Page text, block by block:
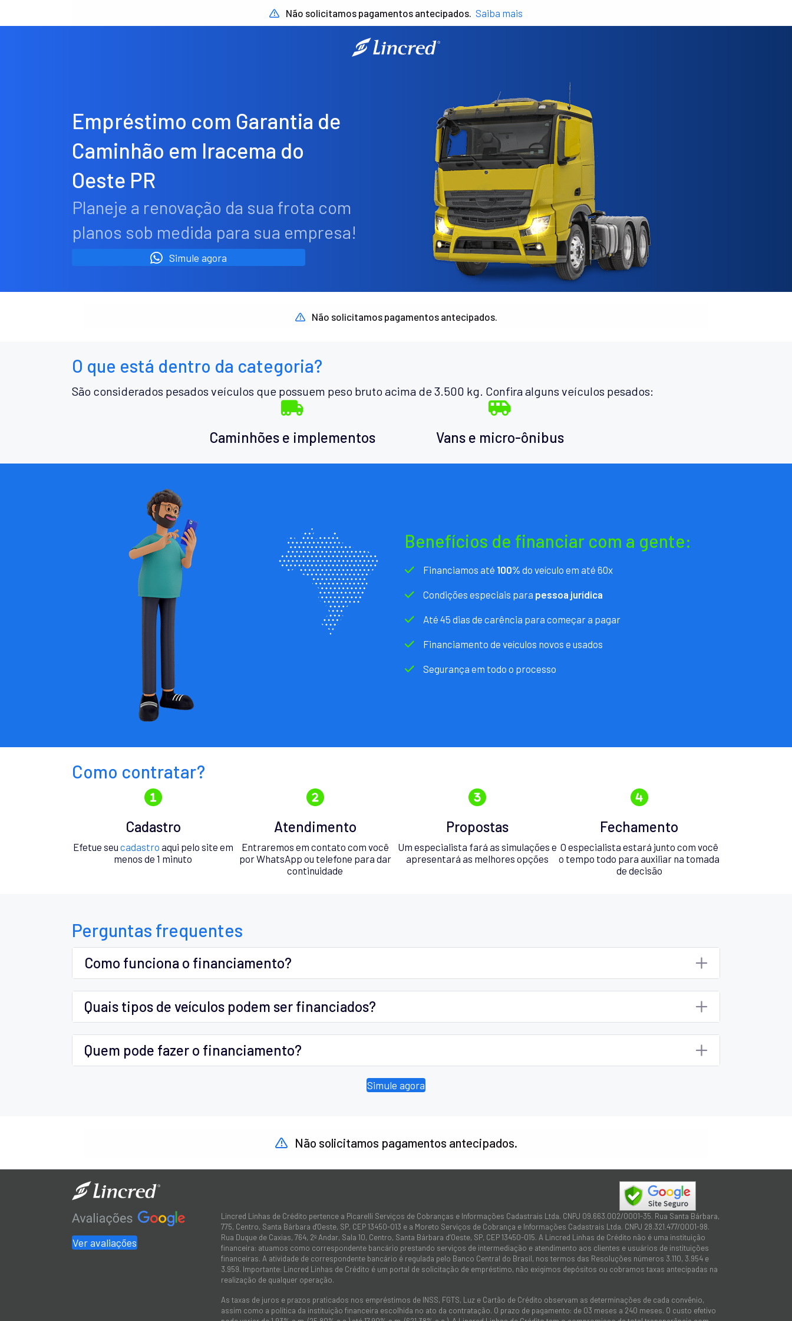
Não solicitamos pagamentos antecipados. Saiba mais
Empréstimo com Garantia de
Caminhão em Iracema do
Oeste PR
Planeje a renovação da sua frota com
planos sob medida para sua empresa!
Simule agora
Não solicitamos pagamentos antecipados.
O que está dentro da categoria?
São considerados pesados veículos que possuem peso bruto acima de 3.500 kg. Confira alguns veículos pesados:
Caminhões e implementos Vans e micro-ônibus
Benefícios de financiar com a gente:
Financiamos até 100% do veículo em até 60x
Condições especiais para pessoa jurídica
Até 45 dias de carência para começar a pagar
Financiamento de veículos novos e usados
Segurança em todo o processo
Como contratar?
Cadastro
Efetue seu cadastro aqui pelo site em
menos de 1 minuto
Atendimento
Entraremos em contato com você
por WhatsApp ou telefone para dar
continuidade
Propostas
Um especialista fará as simulações e
apresentará as melhores opções
Fechamento
O especialista estará junto com você
o tempo todo para auxiliar na tomada
de decisão
Perguntas frequentes
Como funciona o financiamento?
Quais tipos de veículos podem ser financiados?
Quem pode fazer o financiamento?
Simule agora
Não solicitamos pagamentos antecipados.
Ver avaliações
Lincred Linhas de Crédito pertence a Picarelli Serviços de Cobranças e Informações Cadastrais Ltda. CNPJ 09.663.002/0001-35. Rua Santa Bárbara,
775, Centro, Santa Bárbara d'Oeste, SP, CEP 13450-013 e a Moreto Serviços de Cobrança e Informações Cadastrais Ltda. CNPJ 28.321.477/0001-98.
Rua Duque de Caxias, 764, 2º Andar, Sala 10, Centro, Santa Bárbara d’Oeste, SP, CEP 13450-015. A Lincred Linhas de Crédito não é uma instituição
financeira: atuamos como correspondente bancário prestando serviços de intermediação e atendimento aos clientes e usuários de instituições
financeiras. A atividade de correspondente bancário é regulada pelo Banco Central do Brasil, nos termos das Resoluções números 3.110, 3.954 e
3.959. Importante: Lincred Linhas de Crédito é um portal de solicitação de empréstimo, não exigimos depósitos ou cobramos taxas antecipadas na
realização de qualquer operação.
As taxas de juros e prazos praticados nos empréstimos de INSS, FGTS, Luz e Cartão de Crédito observam as determinações de cada convênio,
assim como a política da instituição financeira escolhida no ato da contratação. O prazo de pagamento: de 03 meses a 240 meses. O custo efetivo